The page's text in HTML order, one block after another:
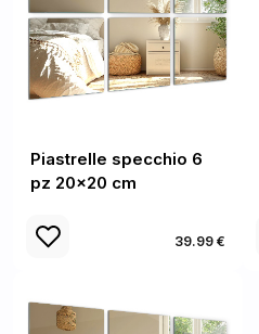
Piastrelle specchio 6
pz 20x20 cm
39.99 €